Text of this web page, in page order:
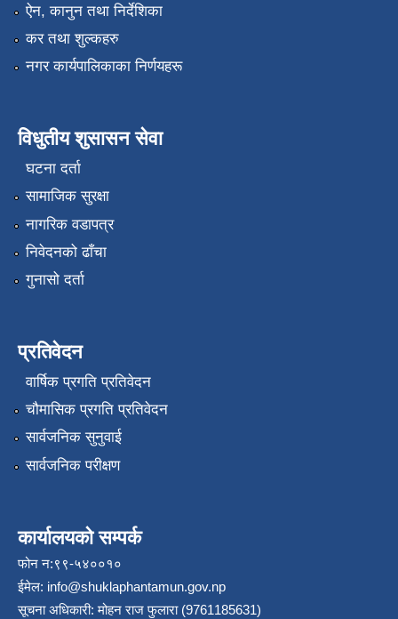
ऐन, कानुन तथा निर्देशिका
कर तथा शुल्कहरु
नगर कार्यपालिकाका निर्णयहरू
विधुतीय शुसासन सेवा
घटना दर्ता
सामाजिक सुरक्षा
नागरिक वडापत्र
निवेदनको ढाँचा
गुनासो दर्ता
प्रतिवेदन
वार्षिक प्रगति प्रतिवेदन
चौमासिक प्रगति प्रतिवेदन
सार्वजनिक सुनुवाई
सार्वजनिक परीक्षण
कार्यालयको सम्पर्क
फोन न:९९-५४००१०
ईमेल: info@shuklaphantamun.gov.np
सूचना अधिकारी: मोहन राज फुलारा (9761185631)